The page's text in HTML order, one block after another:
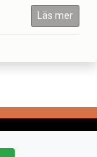
Läs mer